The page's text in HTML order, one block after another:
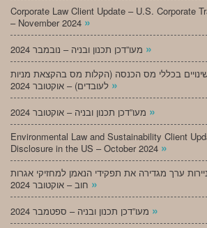
Corporate Law Client Update – U.S. Corporate
– November 2024 »
»
בכללי מס הכנסה (הקלות מס בהקצאת מניות
»
»
Environmental Law and Sustainability Client
Disclosure in the US – October 2024 »
ערך מגדירה את תפקידי הנאמן למחזיקי אגרות
»
»